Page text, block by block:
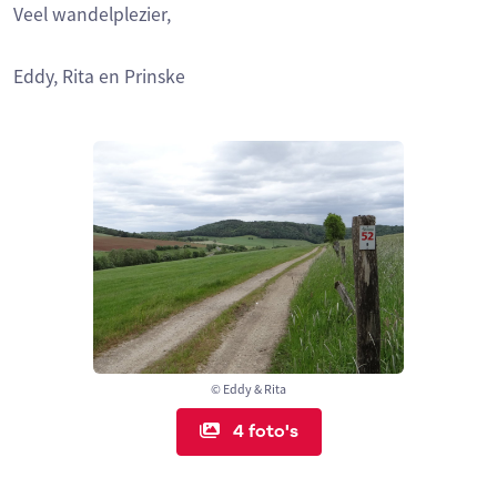
© Eddy & Rita
4 foto's
Veel wandelplezier,
Eddy, Rita en Prinske